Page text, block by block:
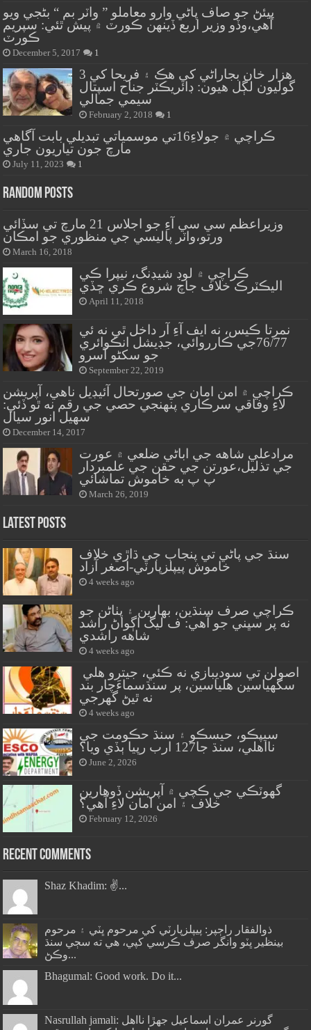
پيئڻ جو صاف پاڻي وارو معاملو ” واٽر بم “ بڻجي ويو
آهي،وڏو وزير اربع ڏينهن ڪورٽ ۾ پيش ٿئي: سپريم
ڪورٽ
December 5, 2017 1
هزار خان بجاراڻي کي هڪ ۽ فريحا کي 3
گوليون لڳل هيون: ڊائريڪٽر جناح اسپتال
سيمي جمالي
February 2, 2018 1
ڪراچي ۾ جولاءِ16تي موسمياتي تبديلي بابت آگاهي
مارچ جون تياريون جاري
July 11, 2023 1
Random Posts
وزيراعظم سي سي آءِ جو اجلاس 21 مارچ تي سڏائي
ورتو،واٽر پاليسي جي منظوري جو امڪان
March 16, 2018
ڪراچي ۾ لوڊ شيڊنگ، نيپرا ڪي
اليڪٽرڪ خلاف جاچ شروع ڪري ڇڏي
April 11, 2018
نمرتا ڪيس، نه ايف آءِ آر داخل ٿي نه ئي
76/77جي ڪارروائي، جڊيشل انڪوائري
جو سکڻو آسرو
September 22, 2019
ڪراچي ۾ امن امان جي صورتحال آئيڊيل ناهي، آپريشن
لاءِ وفاقي سرڪاري پنهنجي حصي جي رقم نه ٿو ڏئي:
سهيل انور سيال
December 14, 2017
مرادعلي شاهه جي اباڻي ضلعي ۾ عورت
جي تذليل،عورتن جي حقن جي علمبردار
پ پ به خاموش تماشائي
March 26, 2019
Latest Posts
سنڌ جي پاڻي تي پنجاب جي ڌاڙي خلاف
خاموش پيپلزپارٽي-اصغر آزاد
4 weeks ago
ڪراچي صرف سنڌين، بهارين ۽ پٺاڻن جو
نه پر سڀني جو آهي: ف ليگ اڳواڻ راشد
شاهه راشدي
4 weeks ago
سگهياسين هلياسين، پر سنڌسماءَچار بند
نه ٿيڻ گهرجي
4 weeks ago
سيپڪو، حيسڪو ۽ سنڌ حڪومت جي
نااهلي، سنڌ جا127 ارب رپيا ٻڏي ويا؟
June 2, 2026
گهوٽڪي جي ڪچي ۾ آپريشن ڏوهارين
خلاف ۽ امن امان لاءِ آهي؟
February 12, 2026
Recent Comments
Shaz Khadim: ✌️...
ذوالفقار راڄپر: پيپلزپارٽي کي مرحوم ڀٽي ۽ مرحوم
بينظير ڀٽو وانگر صرف ڪرسي کپي، هي ته سڄي سنڌ
وڪڻ...
Bhagumal: Good work. Do it...
Nasrullah jamali: گورنر عمران اسماعيل جھڙا نااهل